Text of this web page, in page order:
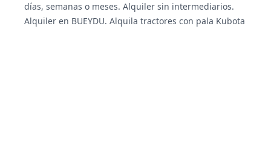
días, semanas o meses. Alquiler sin intermediarios.
Alquiler en BUEYDU. Alquila tractores con pala Kubota